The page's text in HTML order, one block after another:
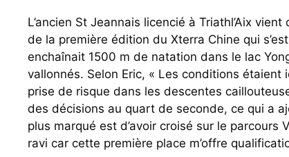
L’ancien St Jeannais licencié à Triathl’Aix
de la première édition du Xterra Chine qui
enchaînait 1500 m de natation dans le lac
vallonnés. Selon Eric, « Les conditions
prise de risque dans les descentes
des décisions au quart de seconde, ce qui a
plus marqué est d’avoir croisé sur le
ravi car cette première place m’offre